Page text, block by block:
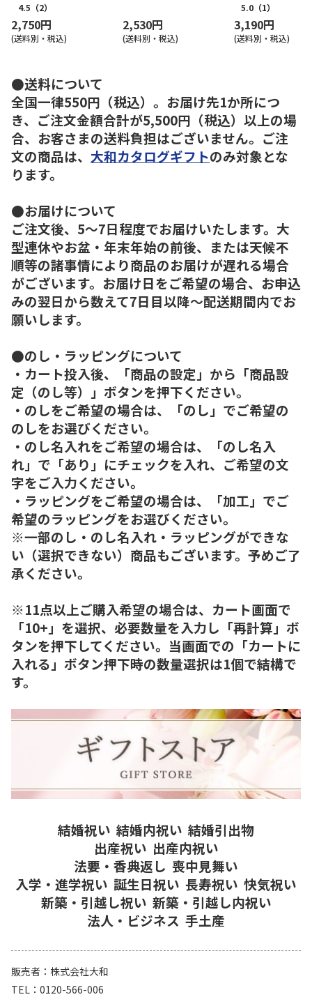
4.5 （2）
2,750円
(送料別・税込)
2,530円
(送料別・税込)
5.0 （1）
3,190円
(送料別・税込)
●送料について
全国一律550円（税込）。お届け先1か所につ
き、ご注文金額合計が5,500円（税込）以上の場
合、お客さまの送料負担はございません。ご注
文の商品は、 大和カタログギフトのみ対象とな
ります。
●お届けについて
ご注文後、5～7日程度でお届けいたします。大
型連休やお盆・年末年始の前後、または天候不
順等の諸事情により商品のお届けが遅れる場合
がございます。お届け日をご希望の場合、お申込
みの翌日から数えて7日目以降～配送期間内でお
願いします。
●のし・ラッピングについて
・カート投入後、「商品の設定」から「商品設
定（のし等）」ボタンを押下ください。
・のしをご希望の場合は、「のし」でご希望の
のしをお選びください。
・のし名入れをご希望の場合は、「のし名入
れ」で「あり」にチェックを入れ、ご希望の文
字をご入力ください。
・ラッピングをご希望の場合は、「加工」でご
希望のラッピングをお選びください。
※一部のし・のし名入れ・ラッピングができな
い（選択できない）商品もございます。予めご了
承ください。
※11点以上ご購入希望の場合は、カート画面で
「10+」を選択、必要数量を入力し「再計算」ボ
タンを押下してください。当画面での「カートに
入れる」ボタン押下時の数量選択は1個で結構で
す。
結婚祝い 結婚内祝い 結婚引出物
出産祝い 出産内祝い
法要・香典返し 喪中見舞い
入学・進学祝い 誕生日祝い 長寿祝い 快気祝い
新築・引越し祝い 新築・引越し内祝い
法人・ビジネス 手土産
販売者
株式会社大和
TEL
0120-566-006